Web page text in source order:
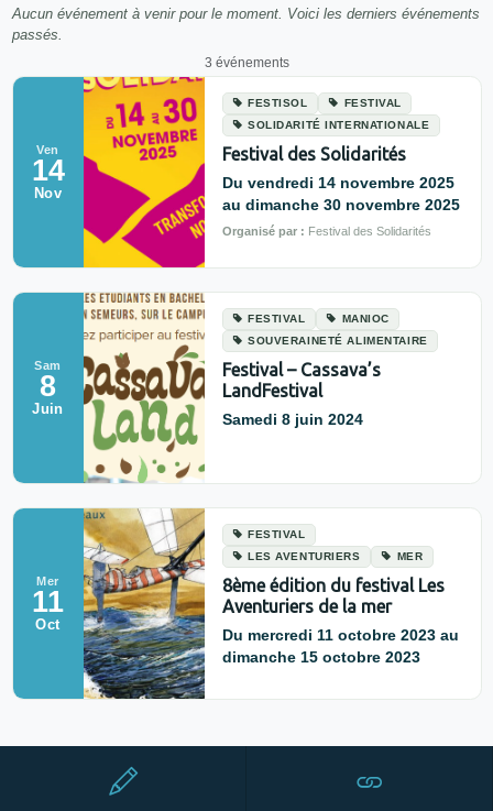
Aucun événement à venir pour le moment. Voici les derniers événements
passés.
3 événements
Ven
14
Nov
FESTISOL
FESTIVAL
SOLIDARITÉ INTERNATIONALE
Festival des Solidarités
Du vendredi 14 novembre 2025
au dimanche 30 novembre 2025
Organisé par : Festival des Solidarités
Sam
8
Juin
FESTIVAL
MANIOC
SOUVERAINETÉ ALIMENTAIRE
Festival – Cassava’s
LandFestival
Samedi 8 juin 2024
Mer
11
Oct
FESTIVAL
LES AVENTURIERS
MER
8ème édition du festival Les
Aventuriers de la mer
Du mercredi 11 octobre 2023 au
dimanche 15 octobre 2023